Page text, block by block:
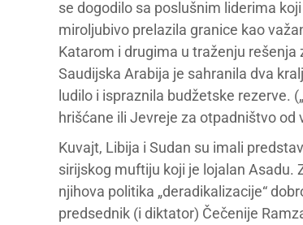
se dogodilo sa poslušnim liderima
miroljubivo prelazila granice kao
Katarom i drugima u traženju rešenja
Saudijska Arabija je sahranila dva
ludilo i ispraznila budžetske rezerve.
hrišćane ili Jevreje za otpadništvo od
Kuvajt, Libija i Sudan su imali
sirijskog muftiju koji je lojalan Asadu.
njihova politika „deradikalizacije“
predsednik (i diktator) Čečenije